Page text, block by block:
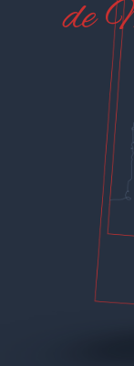
de